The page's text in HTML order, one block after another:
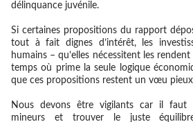
délinquance juvénile.
Si certaines propositions du rapport
tout à fait dignes d’intérêt, les
humains – qu’elles nécessitent les rendent
temps où prime la seule logique
que ces propositions restent un vœu
Nous devons être vigilants car il faut
mineurs et trouver le juste